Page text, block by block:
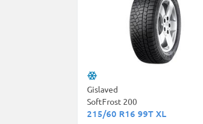
Gislaved
SoftFrost 200
215/60 R16 99T XL